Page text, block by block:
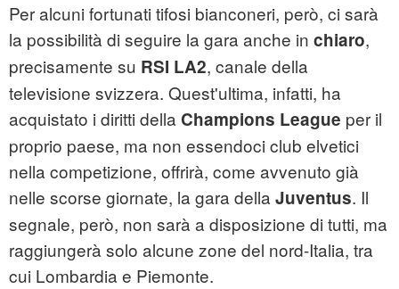
Per alcuni fortunati tifosi bianconeri, però, ci sarà
la possibilità di seguire la gara anche in chiaro,
precisamente su RSI LA2, canale della
televisione svizzera. Quest'ultima, infatti, ha
acquistato i diritti della Champions League per il
proprio paese, ma non essendoci club elvetici
nella competizione, offrirà, come avvenuto già
nelle scorse giornate, la gara della Juventus. Il
segnale, però, non sarà a disposizione di tutti, ma
raggiungerà solo alcune zone del nord-Italia, tra
cui Lombardia e Piemonte.